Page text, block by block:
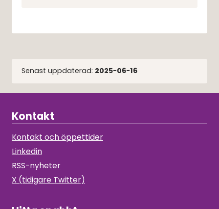
Senast uppdaterad: 2025-06-16
Kontakt
Kontakt och öppettider
Linkedin
RSS-nyheter
X (tidigare Twitter)